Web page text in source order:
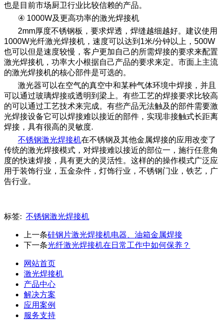
也是目前市场厨卫行业比较信赖的产品。
④ 1000W及更高功率的激光焊接机
2mm厚度不锈钢板，要求焊透，焊缝越细越好。建议使用
1000W光纤激光焊接机，速度可以达到1米/分钟以上，500W
也可以但是速度较慢，客户更加自己的所需焊接的要求来配置
激光焊接机，功率大小根据自己产品的要求来定。市面上主流
的激光焊接机的核心部件是可选的。
激光器可以在空气的真空中和某种气体环境中焊接，并且
可以通过玻璃焊接或透明到梁上。有些工艺的焊接要求比较高
的可以通过工艺技术来完成。有些产品无法触及的部件需要激
光焊接设备它可以焊接难以接近的部件，实现非接触式长距离
焊接，具有很高的灵敏度.
不锈钢激光焊接机在不锈钢及其他金属焊接的应用改变了
传统的激光焊接模式，对焊接难以接近的部位一，施行任意角
度的快速焊接，具有更大的灵活性。这样的的操作模式广泛应
用于装饰行业，五金杂件，灯饰行业，不锈钢门业，铁艺，广
告行业。
标签: 不锈钢激光焊接机
上一条硅钢片激光焊接机电器、油箱金属焊接
下一条光纤激光焊接机在日常工作中如何保养？
网站首页
激光焊接机
产品中心
解决方案
应用案例
服务支持